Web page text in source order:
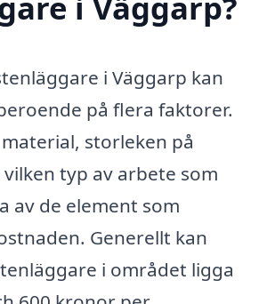
i Väggarp kan
på flera faktorer.
storleken på
typ av arbete som
av de element som
Generellt kan
i området ligga